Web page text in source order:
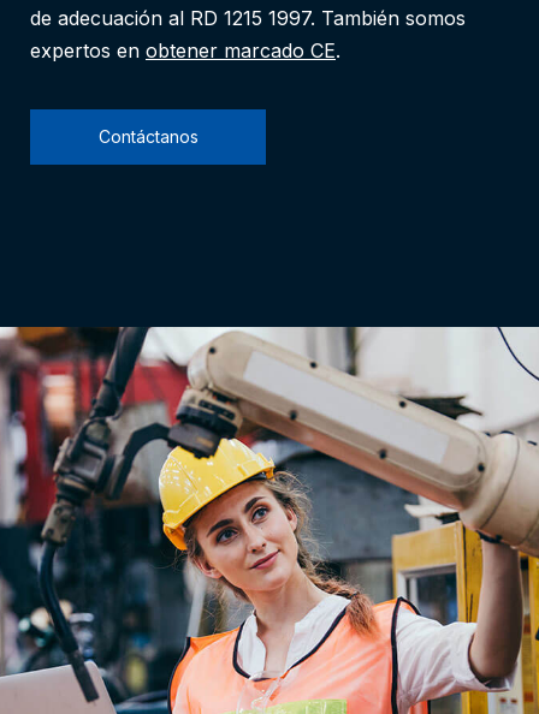
de adecuación al RD 1215 1997. También somos
expertos en obtener marcado CE.
Contáctanos